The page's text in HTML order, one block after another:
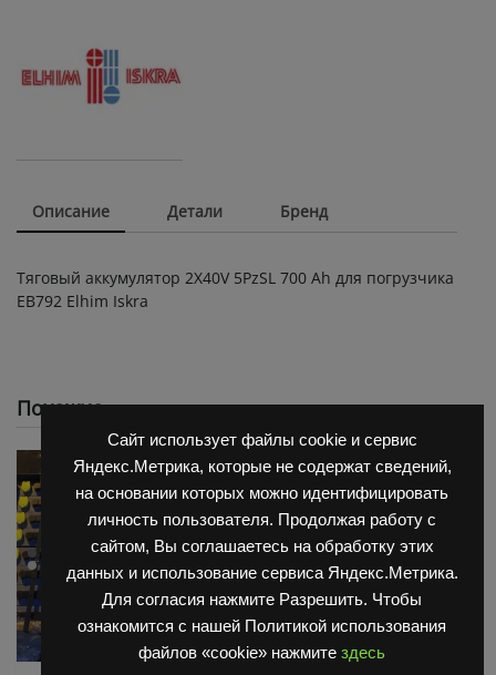
Сайт использует файлы cookie и сервис
Яндекс.Метрика, которые не содержат сведений,
на основании которых можно идентифицировать
личность пользователя. Продолжая работу с
сайтом, Вы соглашаетесь на обработку этих
данных и использование сервиса Яндекс.Метрика.
Для согласия нажмите Разрешить. Чтобы
ознакомится с нашей Политикой использования
файлов «cookie» нажмите здесь
Описание Детали Бренд
Тяговый аккумулятор 2X40V 5PzSL 700 Ah для погрузчика
ЕВ792 Elhim Iskra
Похожие